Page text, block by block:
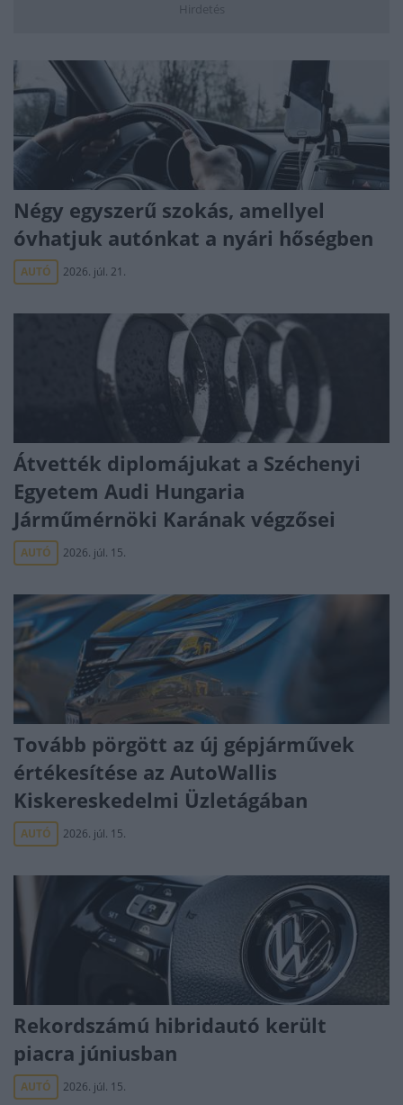
Hirdetés
Négy egyszerű szokás, amellyel
óvhatjuk autónkat a nyári hőségben
AUTÓ 2026. júl. 21.
Átvették diplomájukat a Széchenyi
Egyetem Audi Hungaria
Járműmérnöki Karának végzősei
AUTÓ 2026. júl. 15.
Tovább pörgött az új gépjárművek
értékesítése az AutoWallis
Kiskereskedelmi Üzletágában
AUTÓ 2026. júl. 15.
Rekordszámú hibridautó került
piacra júniusban
AUTÓ 2026. júl. 15.